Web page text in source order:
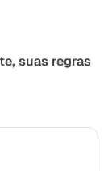
suas regras